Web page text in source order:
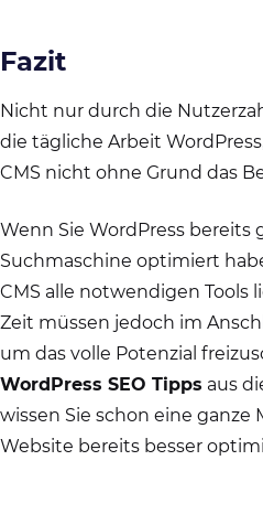
Fazit
Nicht nur durch die
die tägliche Arbeit
CMS nicht ohne Grund das
Wenn Sie WordPress
Suchmaschine optimiert
CMS alle notwendigen Tools
Zeit müssen jedoch im
um das volle Potenzial
WordPress SEO Tipps aus
wissen Sie schon eine ganze
Website bereits besser